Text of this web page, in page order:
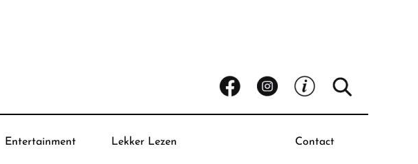
Entertainment Lekker Lezen Contact